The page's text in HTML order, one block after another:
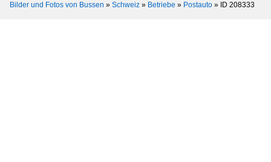
Bilder und Fotos von Bussen » Schweiz » Betriebe » Postauto » ID 208333